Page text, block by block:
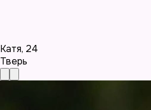
Катя, 24
Тверь